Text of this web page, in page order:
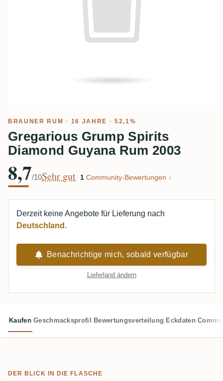
BRAUNER RUM · 16 JAHRE · 52,1%
Gregarious Grump Spirits
Diamond Guyana Rum 2003
8,7/10Sehr gut · 1 Community-Bewertungen ↓
Derzeit keine Angebote für Lieferung nach
Deutschland .
Benachrichtige mich, sobald verfügbar
Lieferland ändern
Kaufen Geschmacksprofil Bewertungsverteilung Eckdaten
DER BLICK IN DIE FLASCHE